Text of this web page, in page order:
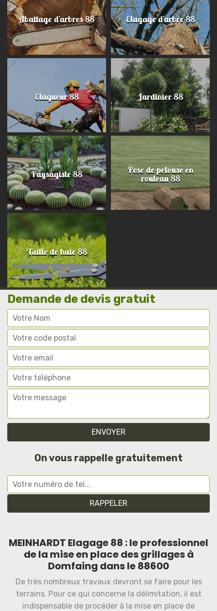
Abattage d'arbres 88 Elagage d'arbre 88
Elagueur 88 Jardinier 88
Paysagiste 88 Pose de pelouse en
rouleau 88
Taille de haie 88
Demande de devis gratuit
On vous rappelle gratuitement
MEINHARDT Elagage 88 : le professionnel
de la mise en place des grillages à
Domfaing dans le 88600
De très nombreux travaux devront se faire pour les
terrains. Pour ce qui concerne la délimitation, il est
indispensable de procéder à la mise en place de